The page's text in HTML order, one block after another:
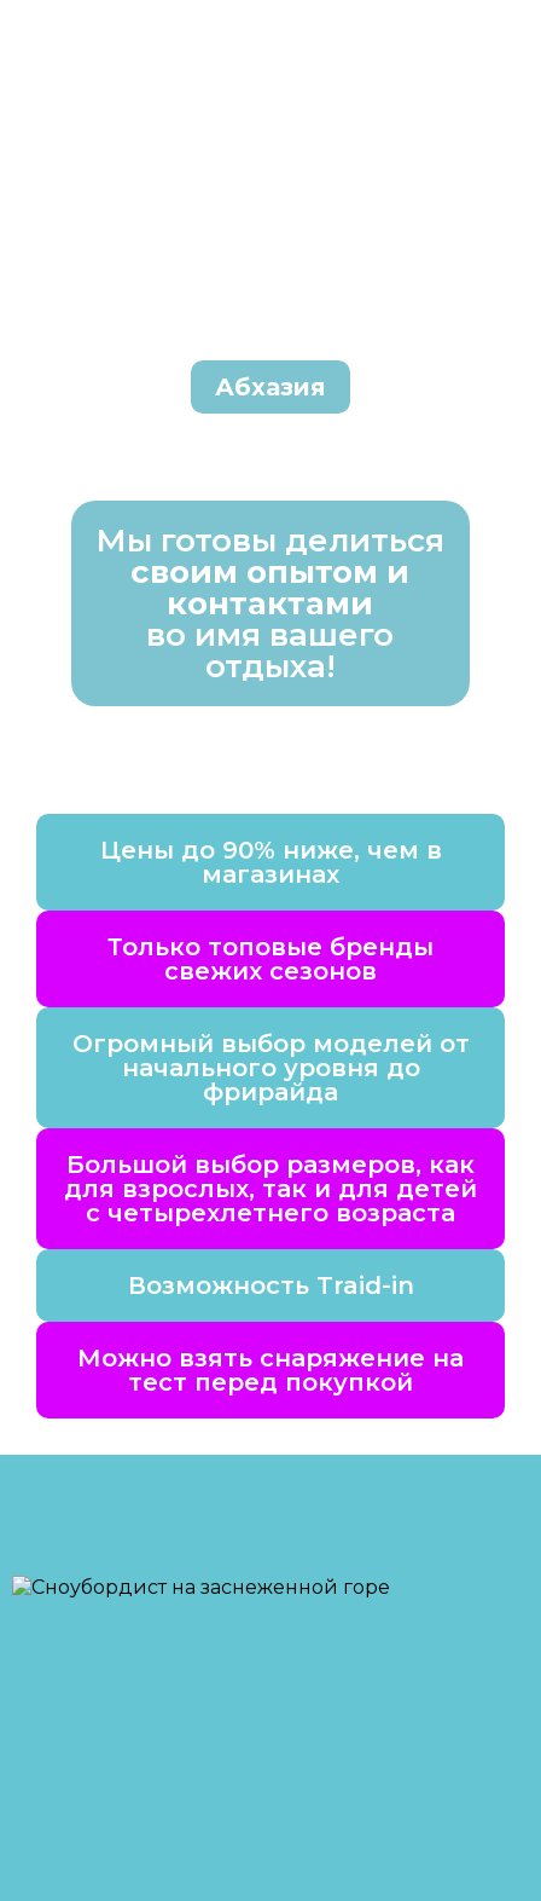
Абхазия
Мы готовы делиться
своим опытом и
контактами
во имя вашего
отдыха!
Цены до 90% ниже, чем в
магазинах
Только топовые бренды
свежих сезонов
Большой выбор размеров, как
для взрослых, так и для детей
с четырехлетнего возраста
Огромный выбор моделей от
начального уровня до
фрирайда
Возможность Traid-in
Можно взять снаряжение на
тест перед покупкой